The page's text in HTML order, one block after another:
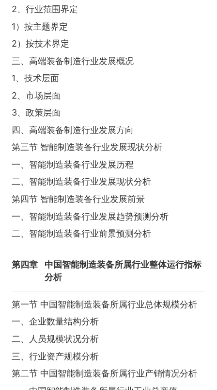
2、行业范围界定
1）按主题界定
2）按技术界定
三、高端装备制造行业发展概况
1、技术层面
2、市场层面
3、政策层面
四、高端装备制造行业发展方向
第三节 智能制造装备行业发展现状分析
一、智能制造装备行业发展历程
二、智能制造装备行业发展现状分析
第四节 智能制造装备行业发展前景
一、智能制造装备行业发展趋势预测分析
二、智能制造装备行业前景预测分析
第四章
中国智能制造装备所属行业整体运行指标
分析
第一节 中国智能制造装备所属行业总体规模分析
一、企业数量结构分析
二、人员规模状况分析
三、行业资产规模分析
第二节 中国智能制造装备所属行业产销情况分析